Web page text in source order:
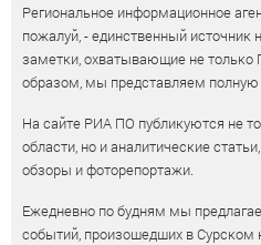
Региональное информационное
пожалуй, - единственный источник
заметки, охватывающие не только
образом, мы представляем полную
На сайте РИА ПО публикуются не
области, но и аналитические
обзоры и фоторепортажи.
Ежедневно по будням мы
событий, произошедших в Сурском